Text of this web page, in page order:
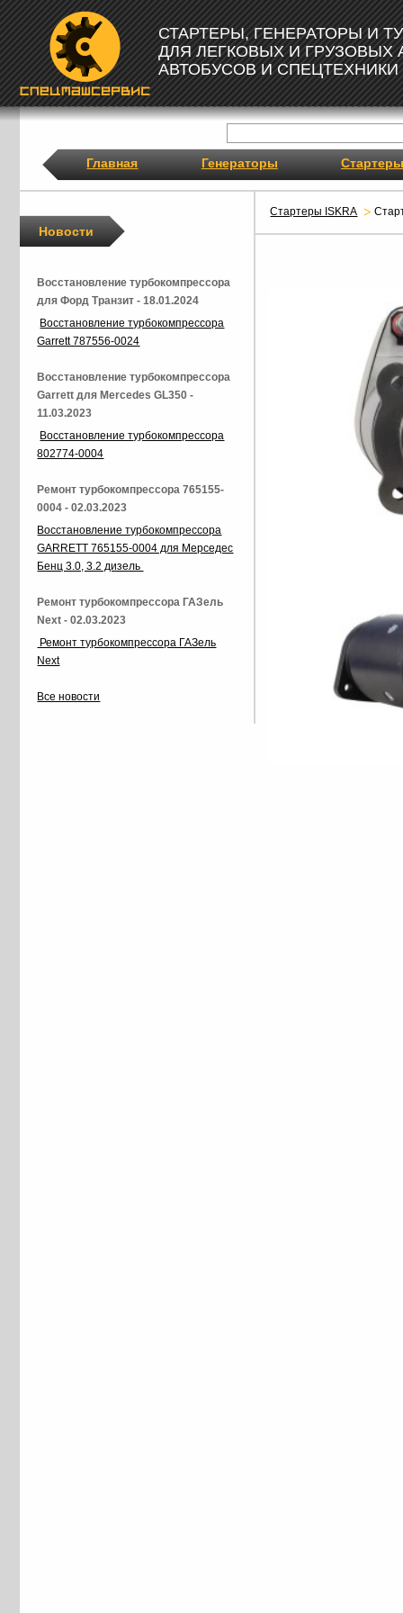
СТАРТЕРЫ, ГЕНЕРАТОРЫ И
ДЛЯ ЛЕГКОВЫХ И ГРУЗОВЫХ
АВТОБУСОВ И СПЕЦТЕХНИКИ
Главная Генераторы Стартеры
Стартеры ISKRA
Новости
Восстановление турбокомпрессора
для Форд Транзит - 18.01.2024
Восстановление турбокомпрессора
Garrett 787556-0024
Восстановление турбокомпрессора
Garrett для Mercedes GL350 -
11.03.2023
Восстановление турбокомпрессора
802774-0004
Ремонт турбокомпрессора 765155-
0004 - 02.03.2023
Восстановление турбокомпрессора
GARRETT 765155-0004 для Мерседес
Бенц 3.0, 3.2 дизель
Ремонт турбокомпрессора ГАЗель
Next - 02.03.2023
Ремонт турбокомпрессора ГАЗель
Next
Все новости